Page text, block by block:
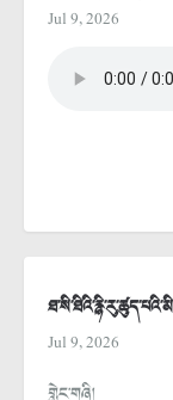
Jul 9, 2026
Jul 9, 2026